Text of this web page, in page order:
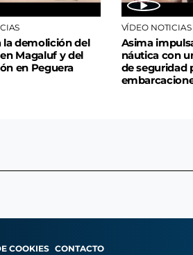
la demolición del
Magaluf y del
en Peguera
VÍDEO NOTICIAS
Asima
náutica con
de seguridad
COOKIES CONTACTO